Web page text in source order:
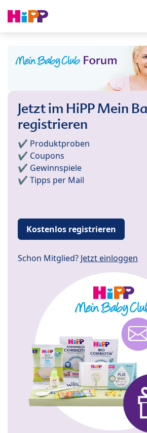
Jetzt im HiPP Mein
registrieren
✔️ Produktproben
✔️ Coupons
✔️ Gewinnspiele
✔️ Tipps per Mail
Kostenlos registrieren
Schon Mitglied? Jetzt einloggen